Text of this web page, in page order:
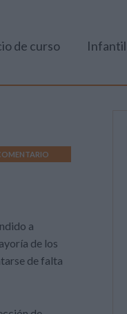
de curso Infantil
a
de los
de falta